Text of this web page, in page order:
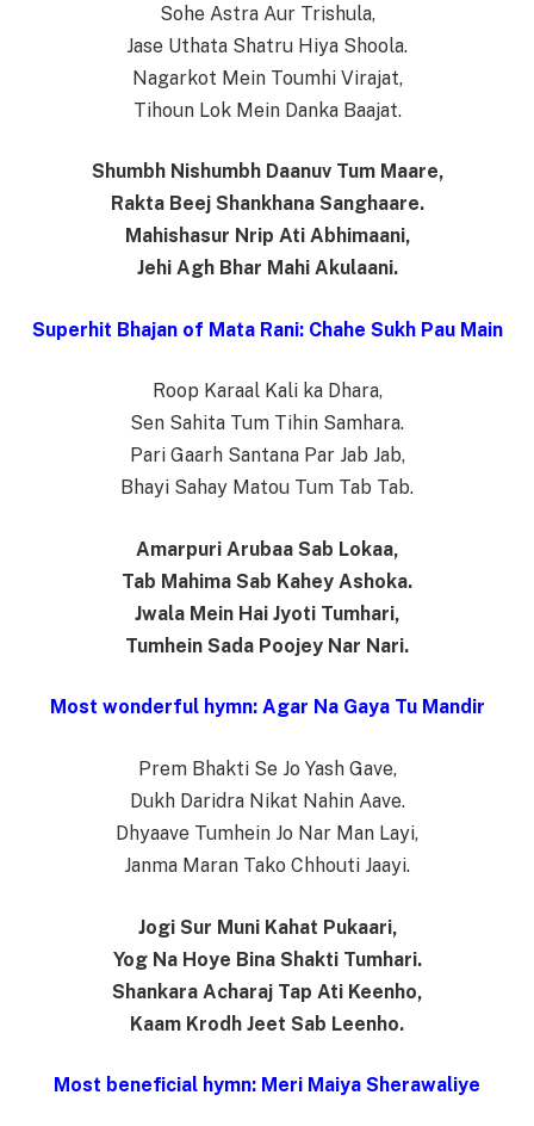
Sohe Astra Aur Trishula,
Jase Uthata Shatru Hiya Shoola.
Nagarkot Mein Toumhi Virajat,
Tihoun Lok Mein Danka Baajat.
Shumbh Nishumbh Daanuv Tum Maare,
Rakta Beej Shankhana Sanghaare.
Mahishasur Nrip Ati Abhimaani,
Jehi Agh Bhar Mahi Akulaani.
Superhit Bhajan of Mata Rani: Chahe Sukh Pau Main
Roop Karaal Kali ka Dhara,
Sen Sahita Tum Tihin Samhara.
Pari Gaarh Santana Par Jab Jab,
Bhayi Sahay Matou Tum Tab Tab.
Amarpuri Arubaa Sab Lokaa,
Tab Mahima Sab Kahey Ashoka.
Jwala Mein Hai Jyoti Tumhari,
Tumhein Sada Poojey Nar Nari.
Most wonderful hymn: Agar Na Gaya Tu Mandir
Prem Bhakti Se Jo Yash Gave,
Dukh Daridra Nikat Nahin Aave.
Dhyaave Tumhein Jo Nar Man Layi,
Janma Maran Tako Chhouti Jaayi.
Jogi Sur Muni Kahat Pukaari,
Yog Na Hoye Bina Shakti Tumhari.
Shankara Acharaj Tap Ati Keenho,
Kaam Krodh Jeet Sab Leenho.
Most beneficial hymn: Meri Maiya Sherawaliye